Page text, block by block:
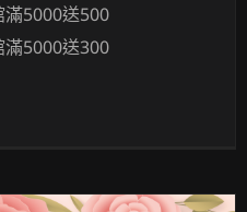
滿5000送500
滿5000送300